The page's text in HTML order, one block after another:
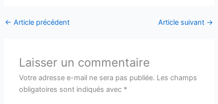
← Article précédent Article suivant →
Laisser un commentaire
Votre adresse e-mail ne sera pas publiée. Les champs
obligatoires sont indiqués avec *